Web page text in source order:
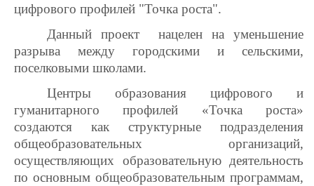
цифрового профилей "Точка роста".
Данный проект нацелен на уменьшение
разрыва между городскими и сельскими,
поселковыми школами.
Центры образования цифрового и
гуманитарного профилей «Точка роста»
создаются как структурные подразделения
общеобразовательных организаций,
осуществляющих образовательную деятельность
по основным общеобразовательным программам,